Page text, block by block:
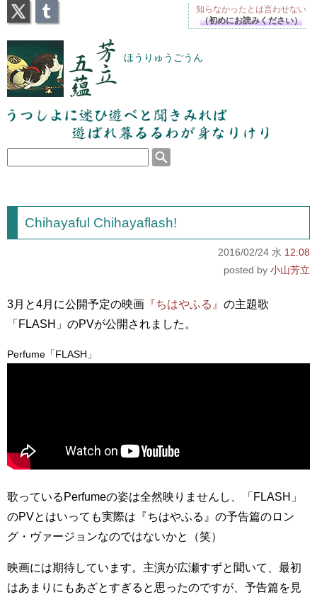
芳立五蘊 ほうりゅうごうん
うつしよに迷ひ遊べと聞きみれば遊ばれ暮るるわが
身なりけり
Chihayaful Chihayaflash!
2016/02/24 水 12:08
小山芳立
3月と4月に公開予定の映画 『ちはやふる』 の主題歌
「FLASH」のPVが公開されました。
Perfume「FLASH」
歌っているPerfumeの姿は全然映りませんし、「FLASH」
のPVとはいっても実際は『ちはやふる』の予告篇のロン
グ・ヴァージョンなのではないかと（笑）
映画には期待しています。主演が広瀬すずと聞いて、最初
はあまりにもあざとすぎると思ったのですが、予告篇を見
知らなかったとは言わせない
（初めにお読みください）
X Tumblr